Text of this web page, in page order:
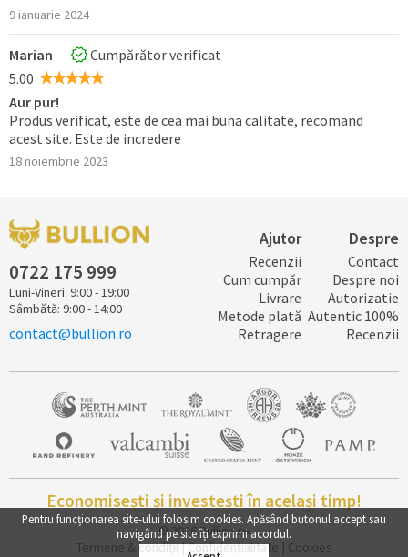
9 ianuarie 2024
Marian
Cumpărător verificat
5.00
Aur pur!
Produs verificat, este de cea mai buna calitate, recomand
acest site. Este de incredere
18 noiembrie 2023
0722 ​​​175 ​999
Luni-Vineri: 9:00 - 19:00
Sâmbătă: 9:00 - 14:00
contact@bullion.ro
Ajutor
Recenzii
Cum cumpăr
Livrare
Metode plată
Retragere
Despre
Contact
Despre noi
Autorizatie
Autentic 100%
Recenzii
Economisești și investești în același timp!
© 2026Bullion.ro
Termene & condiții|Confidențialitate | Cookies
Pentru funcționarea site-ului folosim cookies. Apăsând butonul accept sau
navigând pe site îți exprimi acordul.